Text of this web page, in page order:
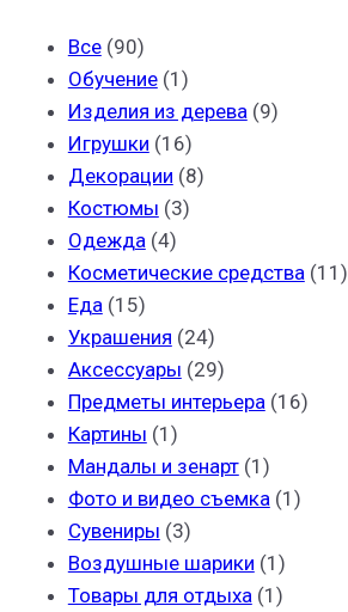
Все(90)
Обучение(1)
Изделия из дерева(9)
Игрушки (16)
Декорации (8)
Костюмы (3)
Одежда(4)
Косметические средства(11)
Еда(15)
Украшения (24)
Аксессуары (29)
Предметы интерьера(16)
Картины (1)
Мандалы и зенарт(1)
Фото и видео съемка(1)
Сувениры (3)
Воздушные шарики (1)
Товары для отдыха(1)